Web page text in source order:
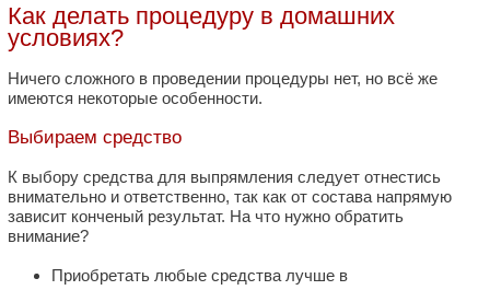
Как делать процедуру в домашних
условиях?
Ничего сложного в проведении процедуры нет, но всё же
имеются некоторые особенности.
Выбираем средство
К выбору средства для выпрямления следует отнестись
внимательно и ответственно, так как от состава напрямую
зависит конченый результат. На что нужно обратить
внимание?
Приобретать любые средства лучше в